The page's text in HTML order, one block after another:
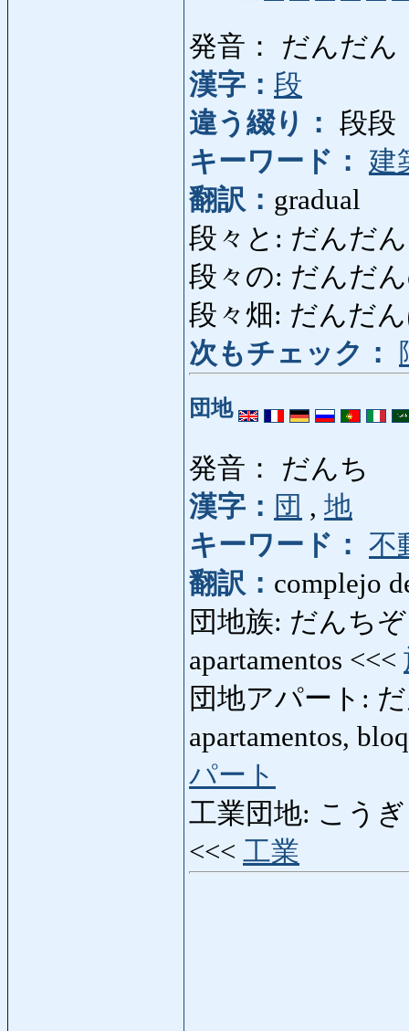
発音： だんだん
漢字： 段
違う綴り： 段段
キーワード：
建
翻訳： gradual
段々と: だんだん
段々の: だんだん
段々畑: だんだ
次もチェック：
団地
発音： だんち
漢字： 団 , 地
キーワード： 不
翻訳： complejo
団地族: だんち
apartamentos <<<
団地アパート:
apartamentos,
パート
工業団地: こうぎ
<<< 工業